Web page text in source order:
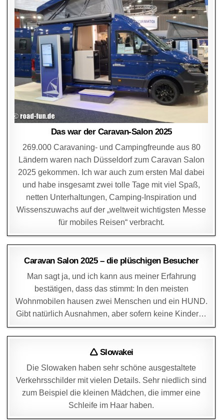
Das war der Caravan-Salon 2025
269.000 Caravaning- und Campingfreunde aus 80
Ländern waren nach Düsseldorf zum Caravan Salon
2025 gekommen. Ich war auch zum ersten Mal dabei
und habe insgesamt zwei tolle Tage mit viel Spaß,
netten Unterhaltungen, Camping-Inspiration und
Wissenszuwachs auf der „weltweit wichtigsten Messe
für mobiles Reisen“ verbracht.
DAGMAR 3. SEPTEMBER 2025
Caravan Salon 2025 – die plüschigen Besucher
Man sagt ja, und ich kann aus meiner Erfahrung
bestätigen, dass das stimmt: In den meisten
Wohnmobilen hausen zwei Menschen und ein HUND.
Gibt natürlich Ausnahmen, aber sofern keine Kinder…
1. SEPTEMBER 2025
🛆 Slowakei
Die Slowaken haben sehr schöne ausgestaltete
Verkehrsschilder mit vielen Details. Sehr niedlich sind
zum Beispiel die kleinen Mädchen, die immer eine
Schleife im Haar haben.